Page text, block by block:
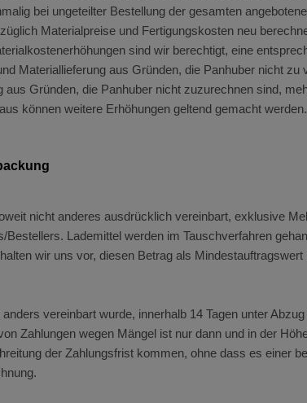
bei ungeteilter Bestellung der gesamten
Materialpreise und Fertigungskosten neu
sind wir berechtigt, eine
Materiallieferung aus Gründen, die Panhuber nicht
aus Gründen, die Panhuber nicht zuzurechnen sind,
können weitere Erhöhungen geltend gemacht werden.
nicht anderes ausdrücklich vereinbart, exklusive
Bestellers. Lademittel werden im Tauschverfahren
wir uns vor, diesen Betrag als
vereinbart wurde, innerhalb 14 Tagen unter
Zahlungen wegen Mängel ist nur dann und in der
der Zahlungsfrist kommen, ohne dass es einer